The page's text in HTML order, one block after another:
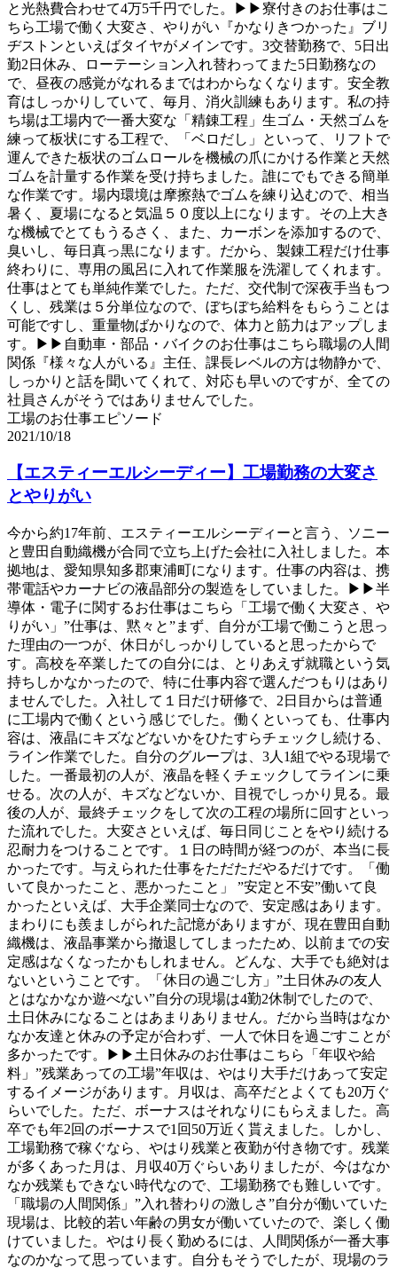
と光熱費合わせて4万5千円でした。▶▶寮付きのお仕事はこ
ちら工場で働く大変さ、やりがい『かなりきつかった』ブリ
ヂストンといえばタイヤがメインです。3交替勤務で、5日出
勤2日休み、ローテーション入れ替わってまた5日勤務なの
で、昼夜の感覚がなれるまではわからなくなります。安全教
育はしっかりしていて、毎月、消火訓練もあります。私の持
ち場は工場内で一番大変な「精錬工程」生ゴム・天然ゴムを
練って板状にする工程で、「ベロだし」といって、リフトで
運んできた板状のゴムロールを機械の爪にかける作業と天然
ゴムを計量する作業を受け持ちました。誰にでもできる簡単
な作業です。場内環境は摩擦熱でゴムを練り込むので、相当
暑く、夏場になると気温５０度以上になります。その上大き
な機械でとてもうるさく、また、カーボンを添加するので、
臭いし、毎日真っ黒になります。だから、製錬工程だけ仕事
終わりに、専用の風呂に入れて作業服を洗濯してくれます。
仕事はとても単純作業でした。ただ、交代制で深夜手当もつ
くし、残業は５分単位なので、ぼちぼち給料をもらうことは
可能ですし、重量物ばかりなので、体力と筋力はアップしま
す。▶▶自動車・部品・バイクのお仕事はこちら職場の人間
関係『様々な人がいる』主任、課長レベルの方は物静かで、
しっかりと話を聞いてくれて、対応も早いのですが、全ての
社員さんがそうではありませんでした。
工場のお仕事エピソード
2021/10/18
【エスティーエルシーディー】工場勤務の大変さ
とやりがい
今から約17年前、エスティーエルシーディーと言う、ソニー
と豊田自動織機が合同で立ち上げた会社に入社しました。本
拠地は、愛知県知多郡東浦町になります。仕事の内容は、携
帯電話やカーナビの液晶部分の製造をしていました。▶▶半
導体・電子に関するお仕事はこちら「工場で働く大変さ、や
りがい」”仕事は、黙々と”まず、自分が工場で働こうと思っ
た理由の一つが、休日がしっかりしていると思ったからで
す。高校を卒業したての自分には、とりあえず就職という気
持ちしかなかったので、特に仕事内容で選んだつもりはあり
ませんでした。入社して１日だけ研修で、2日目からは普通
に工場内で働くという感じでした。働くといっても、仕事内
容は、液晶にキズなどないかをひたすらチェックし続ける、
ライン作業でした。自分のグループは、3人1組でやる現場で
した。一番最初の人が、液晶を軽くチェックしてラインに乗
せる。次の人が、キズなどないか、目視でしっかり見る。最
後の人が、最終チェックをして次の工程の場所に回すといっ
た流れでした。大変さといえば、毎日同じことをやり続ける
忍耐力をつけることです。１日の時間が経つのが、本当に長
かったです。与えられた仕事をただただやるだけです。「働
いて良かったこと、悪かったこと」 ”安定と不安”働いて良
かったといえば、大手企業同士なので、安定感はあります。
まわりにも羨ましがられた記憶がありますが、現在豊田自動
織機は、液晶事業から撤退してしまったため、以前までの安
定感はなくなったかもしれません。どんな、大手でも絶対は
ないということです。「休日の過ごし方」”土日休みの友人
とはなかなか遊べない”自分の現場は4勤2休制でしたので、
土日休みになることはあまりありません。だから当時はなか
なか友達と休みの予定が合わず、一人で休日を過ごすことが
多かったです。▶▶土日休みのお仕事はこちら「年収や給
料」”残業あっての工場”年収は、やはり大手だけあって安定
するイメージがあります。月収は、高卒だとよくても20万ぐ
らいでした。ただ、ボーナスはそれなりにもらえました。高
卒でも年2回のボーナスで1回50万近く貰えました。しかし、
工場勤務で稼ぐなら、やはり残業と夜勤が付き物です。残業
が多くあった月は、月収40万ぐらいありましたが、今はなか
なか残業もできない時代なので、工場勤務でも難しいです。
「職場の人間関係」”入れ替わりの激しさ”自分が働いていた
現場は、比較的若い年齢の男女が働いていたので、楽しく働
けていました。やはり長く勤めるには、人間関係が一番大事
なのかなって思っています。自分もそうでしたが、現場のラ